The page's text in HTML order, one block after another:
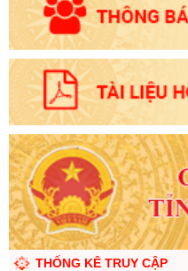
THỐNG KÊ TRUY CẬP